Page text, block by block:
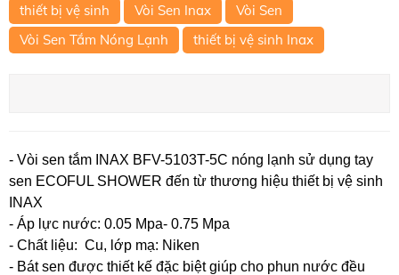
thiết bị vệ sinh Vòi Sen Inax
Vòi Sen
Vòi Sen Tắm Nóng Lạnh
thiết bị vệ sinh Inax
- Vòi sen tắm INAX BFV-5103T-5C nóng lạnh sử dụng tay
sen ECOFUL SHOWER đến từ thương hiệu thiết bị vệ sinh
INAX
- Áp lực nước: 0.05 Mpa- 0.75 Mpa
- Chất liệu: Cu, lớp mạ: Niken
- Bát sen được thiết kế đặc biệt giúp cho phun nước đều